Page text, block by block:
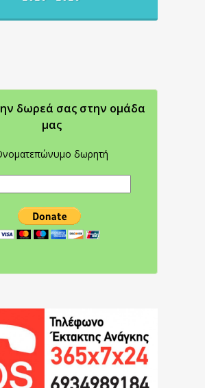
δωρεά σας στην oμάδα
μας
δωρητή